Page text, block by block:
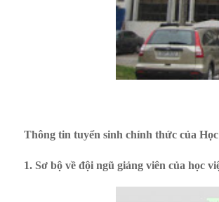
Học viện
Thông tin tuyển sinh chính thức của
1. Sơ bộ về đội ngũ giảng viên của học